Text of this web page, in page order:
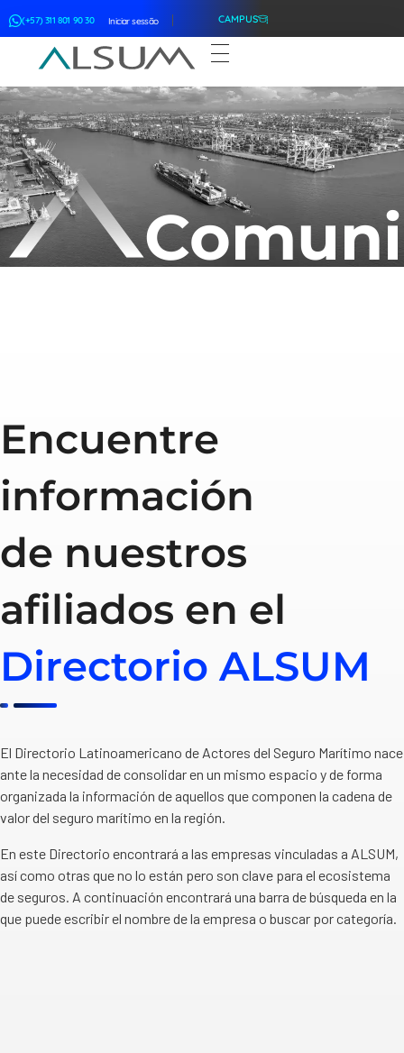
(+57) 311 801 90 30 Iniciar sessão CAMPUS
ALSUM
Encuentre
información
de nuestros
afiliados en el
Directorio ALSUM
El Directorio Latinoamericano de Actores del Seguro Marítimo nace
ante la necesidad de consolidar en un mismo espacio y de forma
organizada la información de aquellos que componen la cadena de
valor del seguro marítimo en la región.
En este Directorio encontrará a las empresas vinculadas a ALSUM,
así como otras que no lo están pero son clave para el ecosistema
de seguros. A continuación encontrará una barra de búsqueda en la
que puede escribir el nombre de la empresa o buscar por categoría.